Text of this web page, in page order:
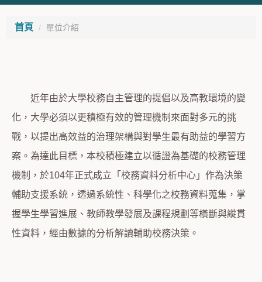
首頁 單位介紹
近年由於大學校務自主管理的提倡以及高教環境的變
化，大學必須以更積極有效的管理機制來面對多元的挑
戰，以提出高效益的治理架構與對學生最有助益的學習方
案。為達此目標，本校積極建立以循證為基礎的校務管理
機制，於104年正式成立「校務資料分析中心」作為決策
輔助支援系統，透過系統性、科學化之校務資料蒐集，掌
握學生學習進展、教師教學發展及課程規劃等橫斷與縱貫
性資料，經由數據的分析解讀輔助校務決策。